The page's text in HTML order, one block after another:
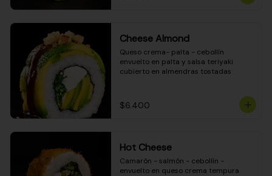
Cheese Almond
Queso crema- palta - cebollín
envuelto en palta y salsa teriyaki
cubierto en almendras tostadas
$6.400
Hot Cheese
Camarón - salmón - cebollín -
envuelto en queso crema tempura